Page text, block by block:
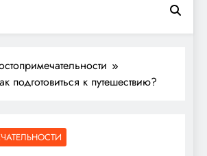
к путешествию?